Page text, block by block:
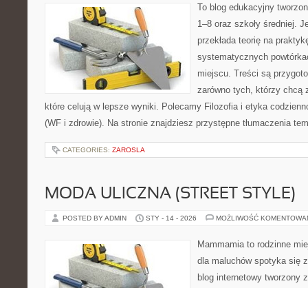
To blog edukacyjny
1–8 oraz szkoły średniej.
przekłada teorię na
systematycznych
miejscu. Treści są
zarówno tych, którzy chcą
które celują w lepsze wyniki. Polecamy Filozofia i etyka
(WF i zdrowie). Na stronie znajdziesz przystępne tłumaczenia
CATEGORIES: ZAROSLA
MODA ULICZNA (STREET STYLE)
POSTED BY ADMIN STY - 14 - 2026 MOŻLIWOŚĆ
Mammamia to rodzinne
dla maluchów spotyka się
blog internetowy tworzony